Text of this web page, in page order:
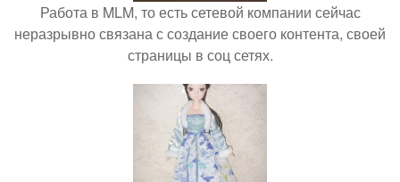
Работа в MLM, то есть сетевой компании сейчас
неразрывно связана с создание своего контента, своей
страницы в соц сетях.